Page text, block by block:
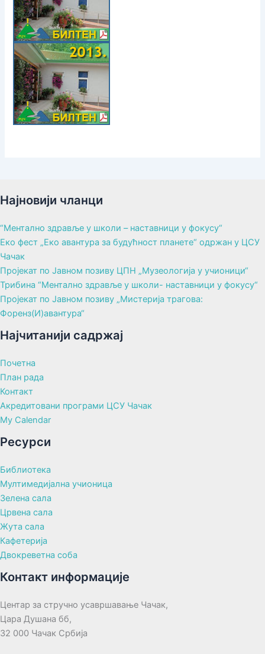
Најновији чланци
“Ментално здравље у школи – наставници у фокусу“
Еко фест „Еко авантура за будућност планете“ одржан у ЦСУ
Чачак
Пројекат по Јавном позиву ЦПН „Музеологија у учионици“
Трибина “Ментално здравље у школи- наставници у фокусу“
Пројекат по Јавном позиву „Мистерија трагова:
Форенз(И)авантура“
Најчитанији садржај
Почетна
План рада
Контакт
Акредитовани програми ЦСУ Чачак
My Calendar
Ресурси
Библиотека
Мултимедијална учионица
Зелена сала
Црвена сала
Жута сала
Кафетерија
Двокреветна соба
Контакт информације
Центар за стручно усавршавање Чачак,
Цара Душана бб,
32 000 Чачак Србија